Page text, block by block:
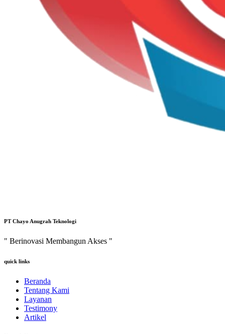
PT Chayo Anugrah Teknologi
" Berinovasi Membangun Akses "
quick links
Beranda
Tentang Kami
Layanan
Testimony
Artikel